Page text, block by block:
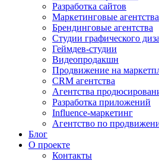
Разработка сайтов
Маркетинговые агентства
Брендинговые агентства
Студии графического
Геймдев-студии
Видеопродакшн
Продвижение на
CRM агентства
Агентства
Разработка приложений
Influence-маркетинг
Агентство по
Блог
О проекте
Контакты